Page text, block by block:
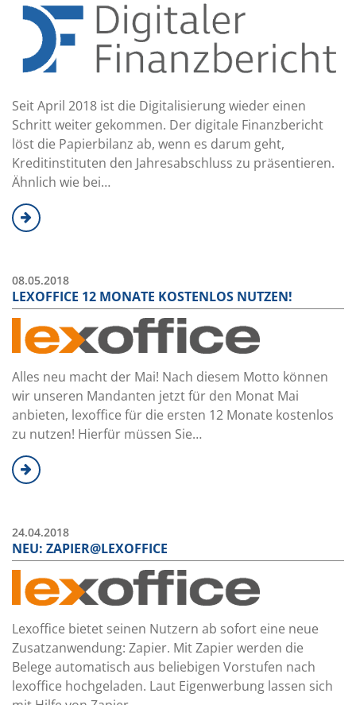
Seit April 2018 ist die Digitalisierung wieder einen
Schritt weiter gekommen. Der digitale Finanzbericht
löst die Papierbilanz ab, wenn es darum geht,
Kreditinstituten den Jahresabschluss zu präsentieren.
Ähnlich wie bei…
08.05.2018
LEXOFFICE 12 MONATE KOSTENLOS NUTZEN!
Alles neu macht der Mai! Nach diesem Motto können
wir unseren Mandanten jetzt für den Monat Mai
anbieten, lexoffice für die ersten 12 Monate kostenlos
zu nutzen! Hierfür müssen Sie…
24.04.2018
NEU: ZAPIER@LEXOFFICE
Lexoffice bietet seinen Nutzern ab sofort eine neue
Zusatzanwendung: Zapier. Mit Zapier werden die
Belege automatisch aus beliebigen Vorstufen nach
lexoffice hochgeladen. Laut Eigenwerbung lassen sich